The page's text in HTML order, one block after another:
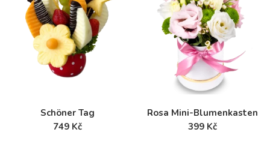
Schöner Tag
749 Kč
Rosa Mini-Blumenkasten
399 Kč